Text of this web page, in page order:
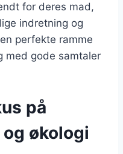
for deres mad,
indretning og
perfekte ramme
med gode samtaler
på
økologi